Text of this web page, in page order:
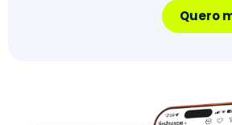
Quero